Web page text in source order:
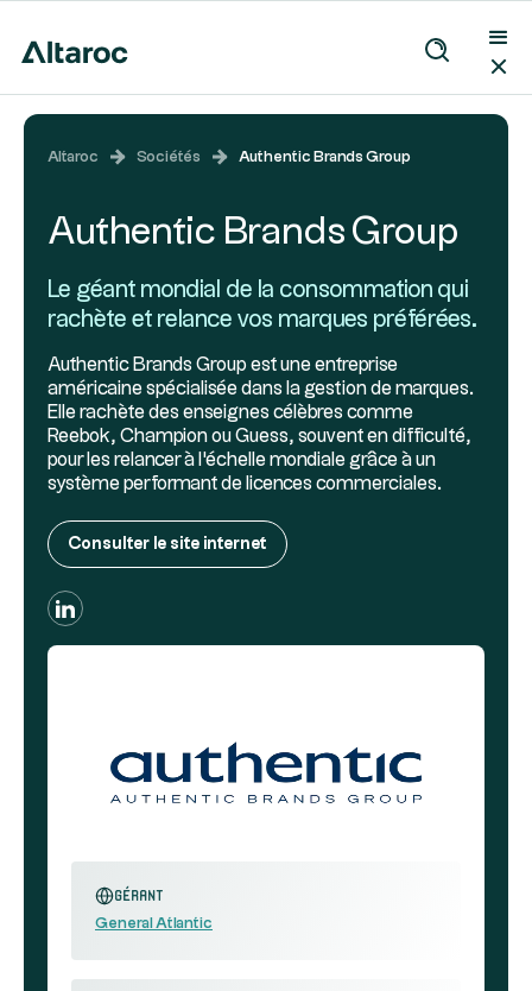
Altaroc Sociétés Authentic Brands Group
Gérant
General Atlantic
Authentic Brands Group
Le géant mondial de la consommation qui
rachète et relance vos marques préférées.
Authentic Brands Group est une entreprise
américaine spécialisée dans la gestion de marques.
Elle rachète des enseignes célèbres comme
Reebok, Champion ou Guess, souvent en difficulté,
pour les relancer à l'échelle mondiale grâce à un
système performant de licences commerciales.
Consulter le site internet